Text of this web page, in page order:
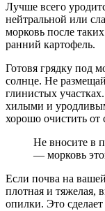
Лучше всего
нейтральной или
морковь после
ранний картофель.
Готовя грядку под
солнце. Не
глинистых
хилыми и
хорошо очистить от
Не вносите в
— морковь
Если почва на
плотная и тяжелая,
опилки. Это